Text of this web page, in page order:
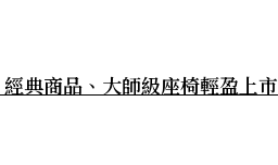
典商品、大師級座椅輕盈上市